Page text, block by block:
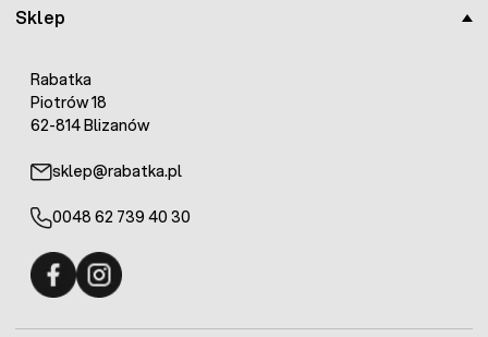
Sklep
Rabatka
Piotrów 18
62-814 Blizanów
sklep@rabatka.pl
0048 62 739 40 30